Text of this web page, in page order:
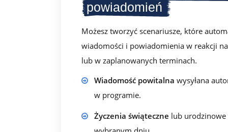
powiadomień
Możesz tworzyć scenariusze, które
wiadomości i powiadomienia w reakcji
lub w zaplanowanych terminach.
Wiadomość powitalna wysyłana
w programie.
Życzenia świąteczne lub urodzinowe